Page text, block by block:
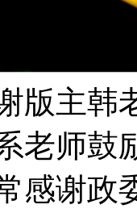
版主韩
老师鼓
感谢政